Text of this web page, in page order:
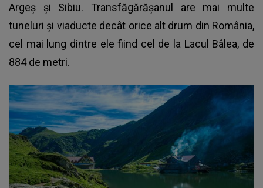
Argeş şi Sibiu. Transfăgărășanul are mai multe
tuneluri și viaducte decât orice alt drum din România,
cel mai lung dintre ele fiind cel de la Lacul Bâlea, de
884 de metri.